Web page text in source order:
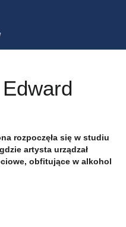
rozpoczęła się w studiu
artysta urządzał
obfitujące w alkohol